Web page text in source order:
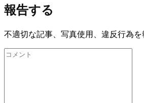
報告する
不適切な記事、写真使用、違反行為を